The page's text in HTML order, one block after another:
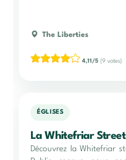
The Liberties
4,11/5 (9 votes)
ÉGLISES
La Whitefriar
Découvrez la Whitefriar